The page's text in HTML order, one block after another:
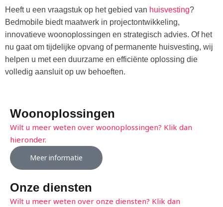
Heeft u een vraagstuk op het gebied van huisvesting?
Bedmobile biedt maatwerk in projectontwikkeling,
innovatieve woonoplossingen en strategisch advies. Of het
nu gaat om tijdelijke opvang of permanente huisvesting, wij
helpen u met een duurzame en efficiënte oplossing die
volledig aansluit op uw behoeften.
Woonoplossingen
Wilt u meer weten over woonoplossingen? Klik dan
hieronder.
Meer informatie
Onze diensten
Wilt u meer weten over onze diensten? Klik dan